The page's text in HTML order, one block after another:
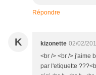
Répondre
K kizonette 02/02/
<br /> <br /> j'aime
par l'etiquette